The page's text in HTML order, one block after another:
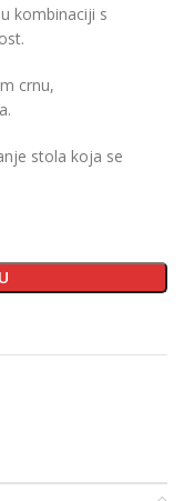
kombinaciji s
crnu,
stola koja se